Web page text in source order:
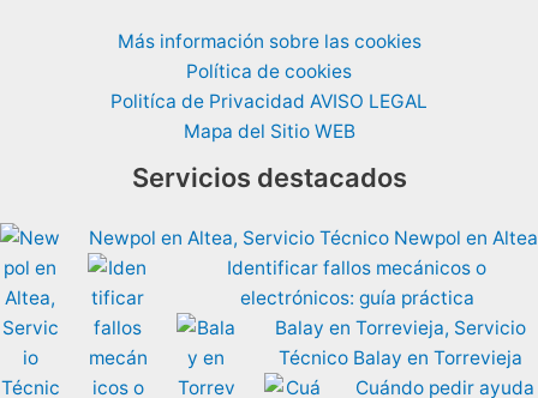
Más información sobre las cookies
Política de cookies
Politíca de Privacidad AVISO LEGAL
Mapa del Sitio WEB
Servicios destacados
Newpol en Altea, Servicio Técnico Newpol en Altea
Identificar fallos mecánicos o
electrónicos: guía práctica
Balay en Torrevieja, Servicio
Técnico Balay en Torrevieja
Cuándo pedir ayuda